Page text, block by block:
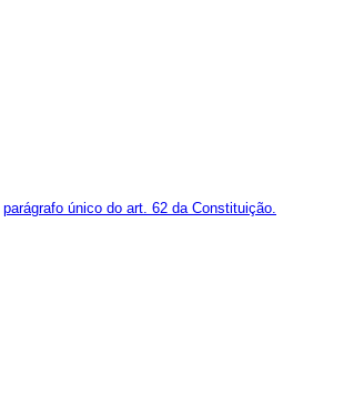
parágrafo único do art. 62 da Constituição.